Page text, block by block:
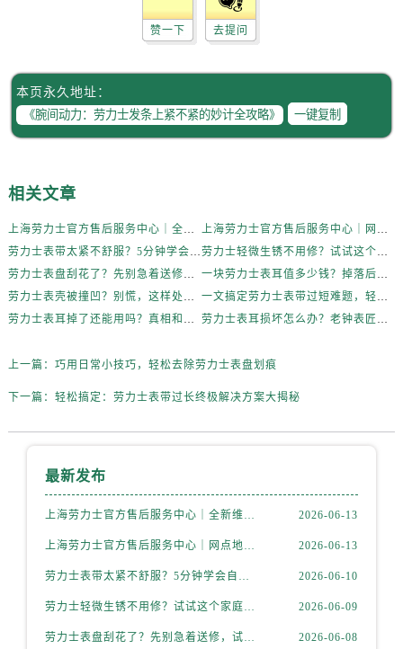
赞一下 去提问
本页永久地址：
一键复制
相关文章
上海劳力士官方售后服务中心｜全新维修门店地址及电话权威信息公示（2026年6月最新）
上海劳力士官方售后服务中心｜网点地址与电话权威信息公示（2026年6月最新）
劳力士表带太紧不舒服？5分钟学会自己调节长度
劳力士轻微生锈不用修？试试这个家庭小妙方
劳力士表盘刮花了？先别急着送修，试试这几种方法
一块劳力士表耳值多少钱？掉落后最省钱的解决方式
劳力士表壳被撞凹？别慌，这样处理最稳妥
一文搞定劳力士表带过短难题，轻松佩戴不将就
劳力士表耳掉了还能用吗？真相和解决方案来了
劳力士表耳损坏怎么办？老钟表匠透露关键技巧
上一篇： 巧用日常小技巧，轻松去除劳力士表盘划痕
下一篇： 轻松搞定：劳力士表带过长终极解决方案大揭秘
最新发布
上海劳力士官方售后服务中心｜全新维修门店地址及电话权威信息公示（2026年6月最新） 2026-06-13
上海劳力士官方售后服务中心｜网点地址与电话权威信息公示（2026年6月最新） 2026-06-13
劳力士表带太紧不舒服？5分钟学会自己调节长度 2026-06-10
劳力士轻微生锈不用修？试试这个家庭小妙方 2026-06-09
劳力士表盘刮花了？先别急着送修，试试这几种方法 2026-06-08